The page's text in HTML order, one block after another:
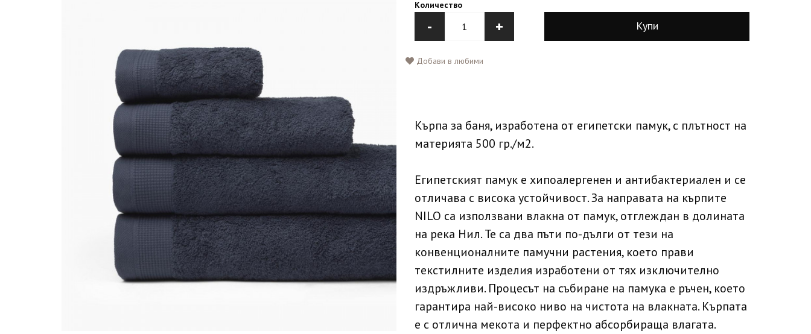
Количество
- + Купи
Добави в любими
Кърпа за баня, изработена от египетски памук, с плътност на
материята 500 гр./м2.
Египетският памук е хипоалергенен и антибактериален и се
отличава с висока устойчивост. За направата на кърпите
NILO са използвани влакна от памук, отглеждан в долината
на река Нил. Те са два пъти по-дълги от тези на
конвенционалните памучни растения, което прави
текстилните изделия изработени от тях изключително
издръжливи. Процесът на събиране на памука е ръчен, което
гарантира най-високо ниво на чистота на влакната. Кърпата
е с отлична мекота и перфектно абсорбираща влагата.